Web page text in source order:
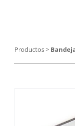
91 629 17 10
Productos>